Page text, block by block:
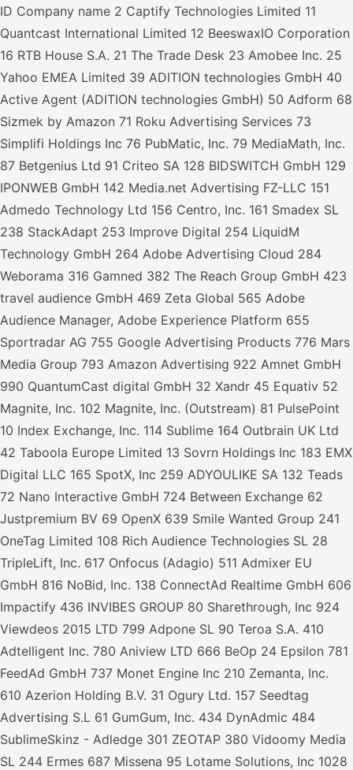
ID Company name 2 Captify Technologies Limited 11
Quantcast International Limited 12 BeeswaxIO Corporation
16 RTB House S.A. 21 The Trade Desk 23 Amobee Inc. 25
Yahoo EMEA Limited 39 ADITION technologies GmbH 40
Active Agent (ADITION technologies GmbH) 50 Adform 68
Sizmek by Amazon 71 Roku Advertising Services 73
Simplifi Holdings Inc 76 PubMatic, Inc. 79 MediaMath, Inc.
87 Betgenius Ltd 91 Criteo SA 128 BIDSWITCH GmbH 129
IPONWEB GmbH 142 Media.net Advertising FZ-LLC 151
Admedo Technology Ltd 156 Centro, Inc. 161 Smadex SL
238 StackAdapt 253 Improve Digital 254 LiquidM
Technology GmbH 264 Adobe Advertising Cloud 284
Weborama 316 Gamned 382 The Reach Group GmbH 423
travel audience GmbH 469 Zeta Global 565 Adobe
Audience Manager, Adobe Experience Platform 655
Sportradar AG 755 Google Advertising Products 776 Mars
Media Group 793 Amazon Advertising 922 Amnet GmbH
990 QuantumCast digital GmbH 32 Xandr 45 Equativ 52
Magnite, Inc. 102 Magnite, Inc. (Outstream) 81 PulsePoint
10 Index Exchange, Inc. 114 Sublime 164 Outbrain UK Ltd
42 Taboola Europe Limited 13 Sovrn Holdings Inc 183 EMX
Digital LLC 165 SpotX, Inc 259 ADYOULIKE SA 132 Teads
72 Nano Interactive GmbH 724 Between Exchange 62
Justpremium BV 69 OpenX 639 Smile Wanted Group 241
OneTag Limited 108 Rich Audience Technologies SL 28
TripleLift, Inc. 617 Onfocus (Adagio) 511 Admixer EU
GmbH 816 NoBid, Inc. 138 ConnectAd Realtime GmbH 606
Impactify 436 INVIBES GROUP 80 Sharethrough, Inc 924
Viewdeos 2015 LTD 799 Adpone SL 90 Teroa S.A. 410
Adtelligent Inc. 780 Aniview LTD 666 BeOp 24 Epsilon 781
FeedAd GmbH 737 Monet Engine Inc 210 Zemanta, Inc.
610 Azerion Holding B.V. 31 Ogury Ltd. 157 Seedtag
Advertising S.L 61 GumGum, Inc. 434 DynAdmic 484
SublimeSkinz - Adledge 301 ZEOTAP 380 Vidoomy Media
SL 244 Ermes 687 Missena 95 Lotame Solutions, Inc 1028